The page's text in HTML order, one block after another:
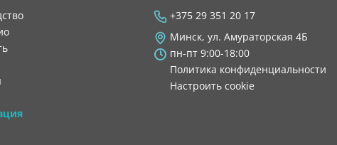
+375 29 351 20 17
Минск, ул. Амураторская 4Б
пн-пт 9:00-18:00
Политика конфиденциальности
Настроить cookie